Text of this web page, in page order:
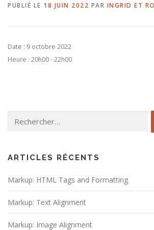
PUBLIÉ LE 18 JUIN 2022 PAR INGRID ET
Date : 9 octobre 2022
Heure : 20h00 - 22h00
ARTICLES RÉCENTS
Markup: HTML Tags and Formatting
Markup: Text Alignment
Markup: Image Alignment